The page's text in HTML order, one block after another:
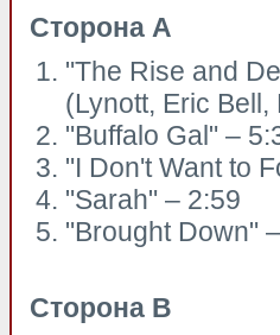
Сторона А
"The Rise and
(Lynott, Eric
"Buffalo Gal" –
"I Don't Want to
"Sarah" – 2:59
"Brought Down"
Сторона В